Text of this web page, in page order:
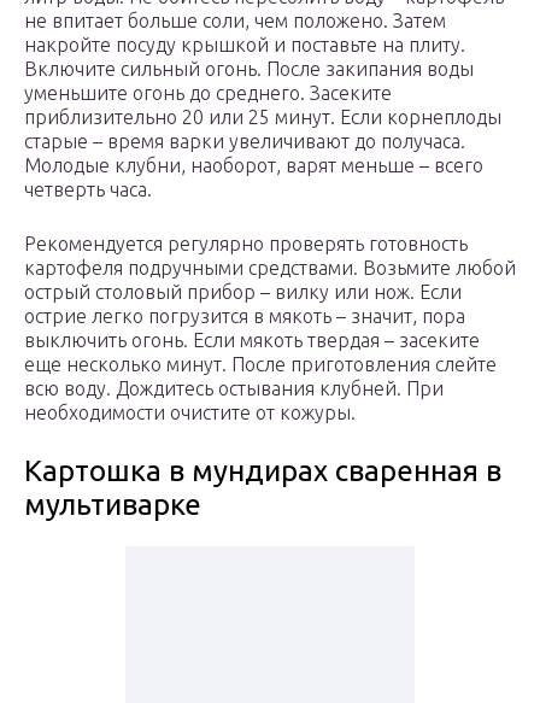
не впитает больше соли, чем положено. Затем
накройте посуду крышкой и поставьте на плиту.
Включите сильный огонь. После закипания воды
уменьшите огонь до среднего. Засеките
приблизительно 20 или 25 минут. Если корнеплоды
старые – время варки увеличивают до получаса.
Молодые клубни, наоборот, варят меньше – всего
четверть часа.
Рекомендуется регулярно проверять готовность
картофеля подручными средствами. Возьмите любой
острый столовый прибор – вилку или нож. Если
острие легко погрузится в мякоть – значит, пора
выключить огонь. Если мякоть твердая – засеките
еще несколько минут. После приготовления слейте
всю воду. Дождитесь остывания клубней. При
необходимости очистите от кожуры.
Картошка в мундирах сваренная в
мультиварке